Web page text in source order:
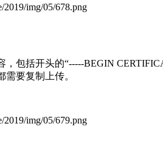
包括开头的“-----BEGIN
要复制上传。